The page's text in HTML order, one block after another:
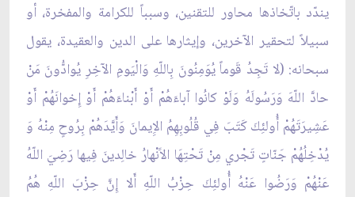
يندّد باتّخاذها محاور للتقنين، وسبباً للكرامة والمفخرة، أو
سبيلاً لتحقير الآخرين، وإيثارها على الدين والعقيدة، يقول
سبحانه: (لا تَجِدُ قَوماً يُوَمِنُونَ بِاللّهِ وَالْيَومِ الآخِرِ يُوادُّونَ مَنْ
حادَّ اللّهَ وَرَسُولَهُ وَلَوْ كانُوا آباءَهُمْ أَوْ أَبْناءَهُمْ أَوْ إِخوانَهُمْ أَوْ
عَشِيرَتَهُمْ أُولئِكَ كَتَبَ فِي قُلُوبِهِمُ الاِِيمانَ وَأَيَّدَهُمْ بِرُوحٍ مِنْهُ وَ
يُدْخِلُهُمْ جَنّاتٍ تَجْري مِنْ تَحْتِهَا الاََنْهارُ خالِدينَ فِيها رَضِيَ اللّهُ
عَنْهُمْ وَرَضُوا عَنْهُ أُولئِكَ حِزْبُ اللّهِ أَلا إِنَّ حِزْبَ اللّهِ هُمُ